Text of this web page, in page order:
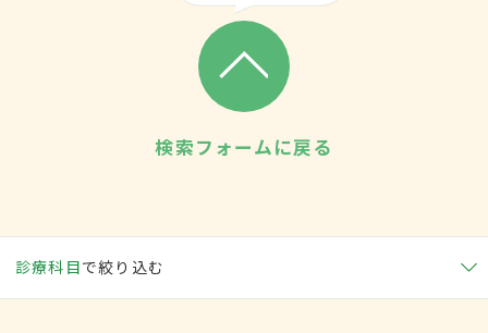
検索フォームに戻る
診療科目で絞り込む